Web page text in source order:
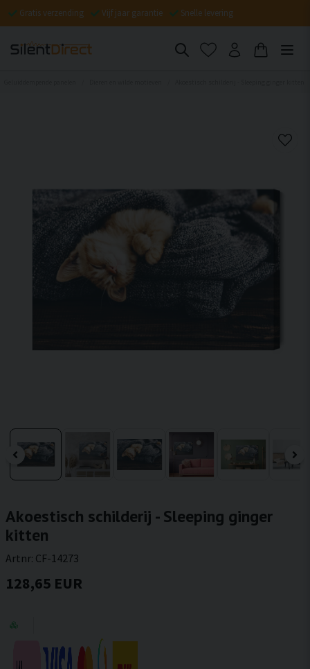
Gratis verzending Vijf jaar garantie Snelle levering
Akoestisch schilderij - Sleeping ginger
kitten
Artnr: CF-14273
128,65 EUR